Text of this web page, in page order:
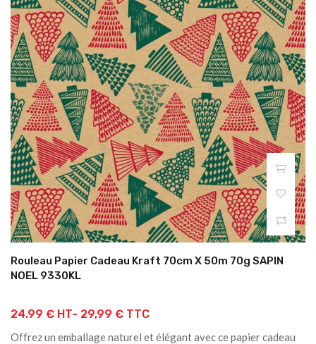
Rouleau Papier Cadeau Kraft 70cm X 50m 70g SAPIN
NOEL 9330KL
24.99 € HT- 29,99 € TTC
Offrez un emballage naturel et élégant avec ce papier cadeau